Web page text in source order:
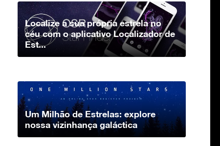
Localize a sua própria estrela no
céu com o aplicativo Localizador de
Est...
Um Milhão de Estrelas: explore
nossa vizinhança galáctica